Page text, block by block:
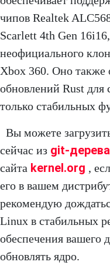
чипов Realtek
Scarlett 4th Gen
неофициального
Xbox 360. Оно также
обновлений Rust для
только стабильных
Вы можете
сейчас из git-
сайта kernel.org ,
его в вашем
рекомендую
Linux в стабильных
обеспечения вашего
обновлять ядро.